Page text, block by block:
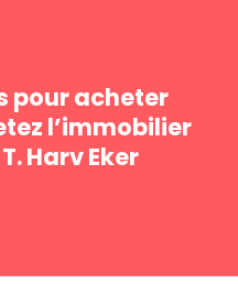
pour acheter
l’immobilier
Harv Eker